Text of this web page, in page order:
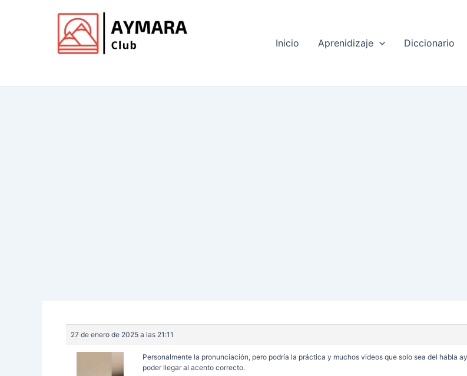
Inicio Aprenidizaje Diccionario
27 de enero de 2025 a las 21:11
Personalmente la pronunciación, pero podría la práctica y muchos videos que solo sea del habla
poder llegar al acento correcto.